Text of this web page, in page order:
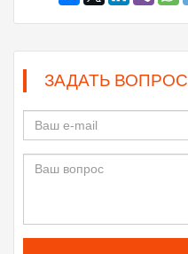
ЗАДАТЬ ВОПРОС